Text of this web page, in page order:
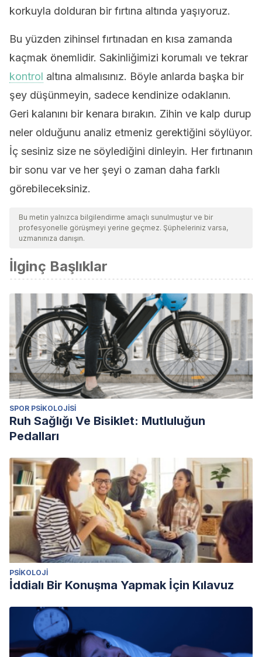
korkuyla dolduran bir fırtına altında yaşıyoruz.
Bu yüzden zihinsel fırtınadan en kısa zamanda
kaçmak önemlidir. Sakinliğimizi korumalı ve tekrar
kontrol altına almalısınız. Böyle anlarda başka bir
şey düşünmeyin, sadece kendinize odaklanın.
Geri kalanını bir kenara bırakın. Zihin ve kalp durup
neler olduğunu analiz etmeniz gerektiğini söylüyor.
İç sesiniz size ne söylediğini dinleyin. Her fırtınanın
bir sonu var ve her şeyi o zaman daha farklı
görebileceksiniz.
Bu metin yalnızca bilgilendirme amaçlı sunulmuştur ve bir
profesyonelle görüşmeyi yerine geçmez. Şüpheleriniz varsa,
uzmanınıza danışın.
İlginç Başlıklar
SPOR PSIKOLOJISI
Ruh Sağlığı Ve Bisiklet: Mutluluğun
Pedalları
PSIKOLOJI
İddialı Bir Konuşma Yapmak İçin Kılavuz